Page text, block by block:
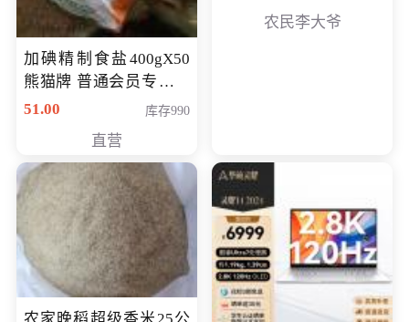
加碘精制食盐400gX50
熊猫牌 普通会员专享价
格50元
51.00 库存990
直营
农民李大爷